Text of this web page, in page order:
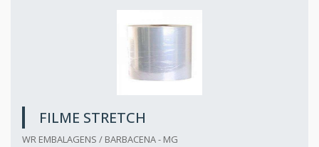
FILME STRETCH
WR EMBALAGENS / BARBACENA - MG